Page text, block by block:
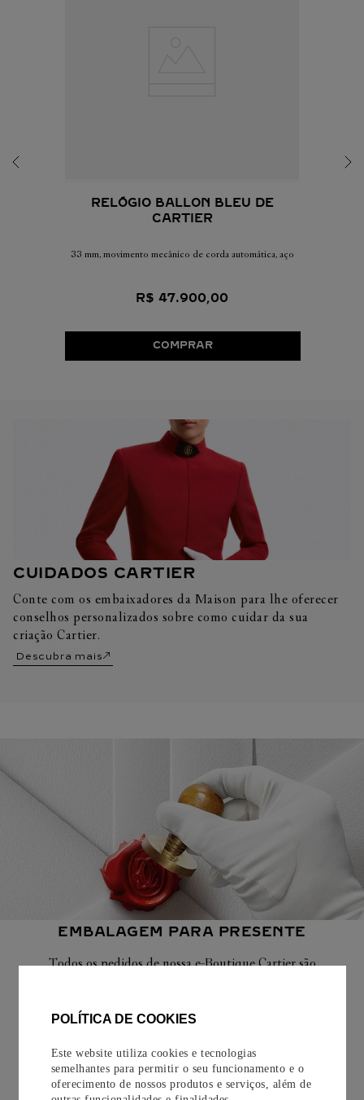
POLÍTICA DE COOKIES
Este website utiliza cookies e tecnologias
semelhantes para permitir o seu funcionamento e o
oferecimento de nossos produtos e serviços, além de
RELÓGIO BALLON BLEU DE
CARTIER
33 mm, movimento mecânico de corda automática, aço
R$ 47.900,00
COMPRAR
CUIDADOS CARTIER
Conte com os embaixadores da Maison para lhe oferecer
conselhos personalizados sobre como cuidar da sua
criação Cartier.
Descubra mais
EMBALAGEM PARA PRESENTE
Todos os pedidos de nossa e-Boutique Cartier são